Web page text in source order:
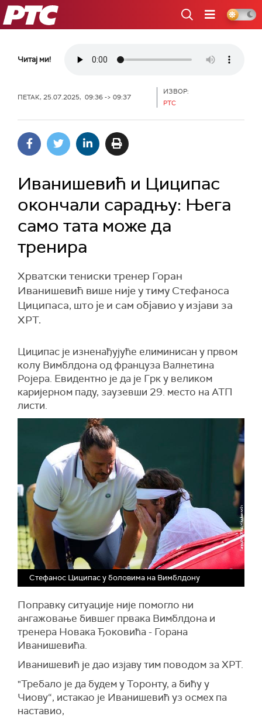
РТС
Читај ми!
ПЕТАК, 25.07.2025, 09:36 -> 09:37
ИЗВОР:
РТС
Иванишевић и Циципас
окончали сарадњу: Њега
само тата може да
тренира
Хрватски тениски тренер Горан
Иванишевић више није у тиму Стефаноса
Циципаса, што је и сам објавио у изјави за
ХРТ.
Циципас је изненађујуће елиминисан у првом
колу Вимблдона од француза Валнетина
Ројера. Евидентно је да је Грк у великом
каријерном паду, заузевши 29. место на АТП
листи.
Стефанос Циципас у боловима на Вимблдону
Поправку ситуације није помогло ни
ангажовање бившег првака Вимблдона и
тренера Новака Ђоковића - Горана
Иванишевића.
Иванишевић је дао изјаву тим поводом за ХРТ.
"Требало је да будем у Торонту, а бићу у
Чиову“, истакао је Иванишевић уз осмех па
наставио,